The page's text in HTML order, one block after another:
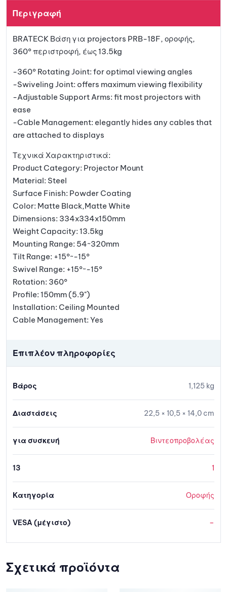
αγαπη
μένων
Περιγραφή
BRATECK Βάση για projectors PRB-18F, οροφής,
360° περιστροφή, έως 13.5kg
-360° Rotating Joint: for optimal viewing angles
-Swiveling Joint: offers maximum viewing flexibility
-Adjustable Support Arms: fit most projectors with
ease
-Cable Management: elegantly hides any cables that
are attached to displays
Τεχνικά Χαρακτηριστικά:
Product Category: Projector Mount
Material: Steel
Surface Finish: Powder Coating
Color: Matte Black,Matte White
Dimensions: 334x334x150mm
Weight Capacity: 13.5kg
Mounting Range: 54~320mm
Tilt Range: +15°~-15°
Swivel Range: +15°~-15°
Rotation: 360°
Profile: 150mm (5.9")
Installation: Ceiling Mounted
Cable Management: Yes
Επιπλέον πληροφορίες
Βάρος 1,125 kg
Διαστάσεις 22,5 × 10,5 × 14,0 cm
για συσκευή Βιντεοπροβολέας
13 1
Κατηγορία Οροφής
VESA (μέγιστο) –
Σχετικά προϊόντα